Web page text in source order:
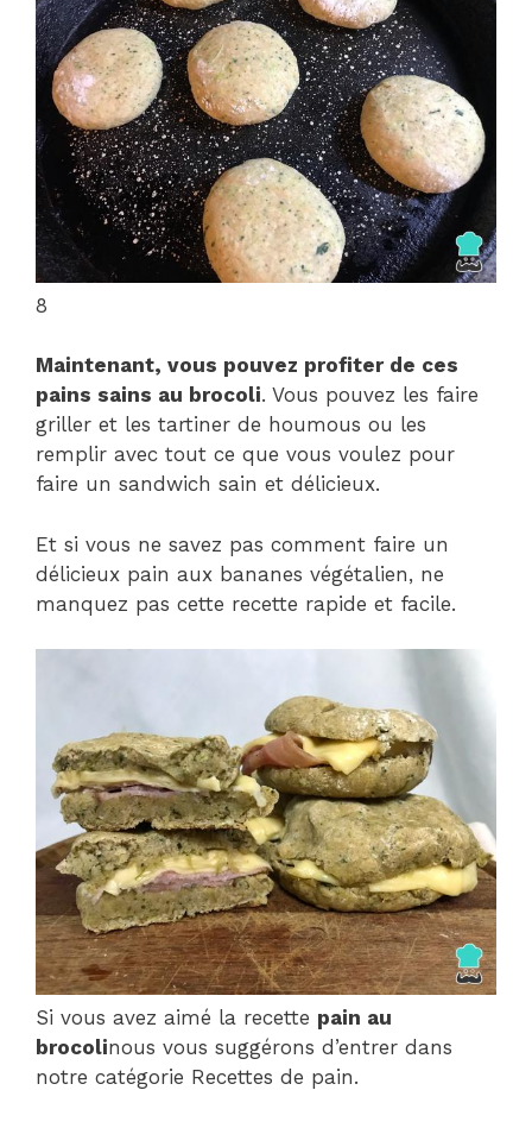
8
Maintenant, vous pouvez profiter de ces
pains sains au brocoli. Vous pouvez les faire
griller et les tartiner de houmous ou les
remplir avec tout ce que vous voulez pour
faire un sandwich sain et délicieux.
Et si vous ne savez pas comment faire un
délicieux pain aux bananes végétalien, ne
manquez pas cette recette rapide et facile.
Si vous avez aimé la recette pain au
brocolinous vous suggérons d’entrer dans
notre catégorie Recettes de pain.